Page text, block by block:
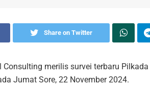
Share on Twitter
merilis survei terbaru
Jumat Sore, 22 November 2024.